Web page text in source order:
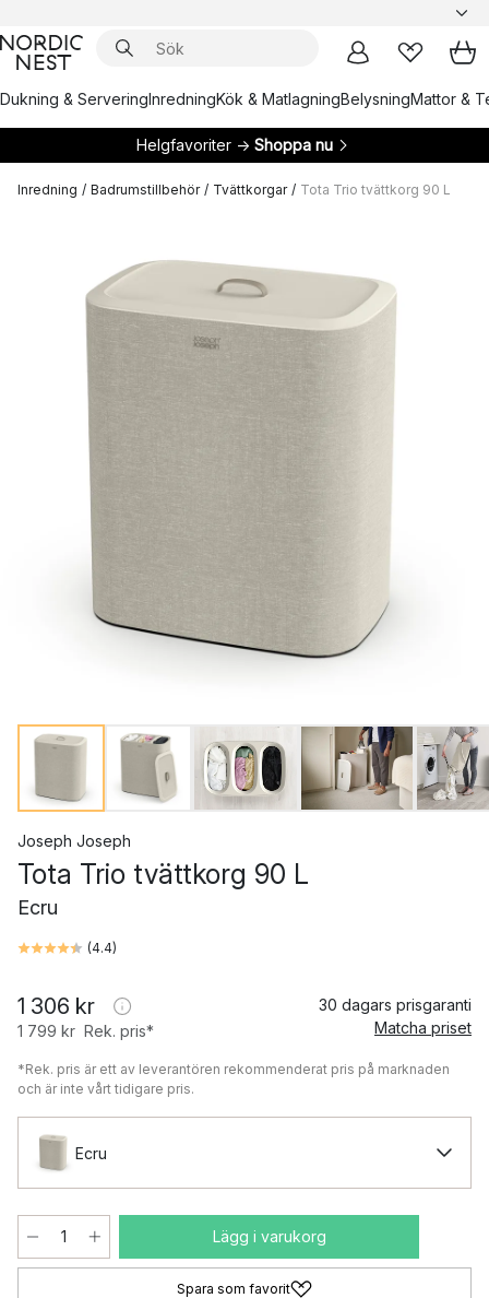
Dukning & ServeringInredningKök & MatlagningBelysningMattor &
Helgfavoriter → Shoppa nu
Inredning / Badrumstillbehör / Tvättkorgar / Tota Trio tvättkorg 90 L
Joseph Joseph
Tota Trio tvättkorg 90 L
Ecru
(4.4)
1 306 kr
1 799 kr Rek. pris*
30 dagars prisgaranti
Matcha priset
*Rek. pris är ett av leverantören rekommenderat pris på marknaden
och är inte vårt tidigare pris.
Ecru
Lägg i varukorg
Spara som favorit